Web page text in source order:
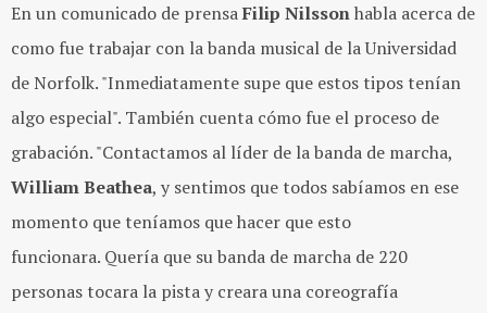
En un comunicado de prensaFilip Nilssonhabla acerca de
como fue trabajar con la banda musical de la Universidad
de Norfolk. "Inmediatamente supe que estos tipos tenían
algo especial". También cuenta cómo fue el proceso de
grabación. "Contactamos al líder de la banda de marcha,
William Beathea, y sentimos que todos sabíamos en ese
momento que teníamos que hacer que esto
funcionara. Quería que su banda de marcha de 220
personas tocara la pista y creara una coreografía